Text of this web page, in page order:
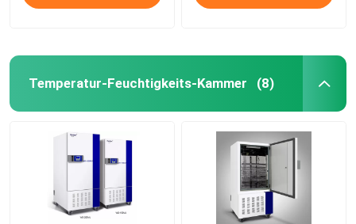
Temperatur-Feuchtigkeits-Kammer (8)